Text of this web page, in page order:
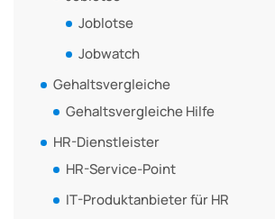
Joblotse
Jobwatch
Gehaltsvergleiche
Gehaltsvergleiche Hilfe
HR-Dienstleister
HR-Service-Point
IT-Produktanbieter für HR